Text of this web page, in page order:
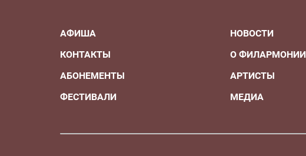
АФИША
КОНТАКТЫ
АБОНЕМЕНТЫ
ФЕСТИВАЛИ
НОВОСТИ
О ФИЛАРМОНИИ
АРТИСТЫ
МЕДИА